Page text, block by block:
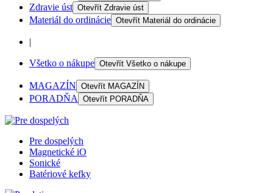
Zdravie úst Otevřít Zdravie úst
Materiál do ordinácie Otevřít Materiál do ordinácie
|
Všetko o nákupe Otevřít Všetko o nákupe
MAGAZÍN Otevřít MAGAZÍN
PORADŇA Otevřít PORADŇA
Pre dospelých
Magnetické iO
Sonické
Batériové kefky